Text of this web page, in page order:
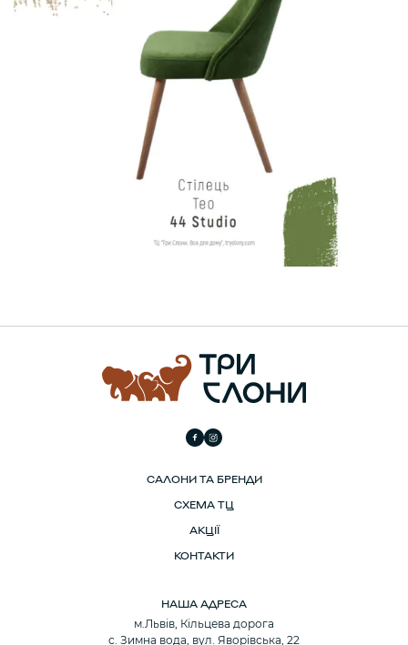
САЛОНИ ТА БРЕНДИ
СХЕМА ТЦ
АКЦІЇ
КОНТАКТИ
НАША АДРЕСА
м.Львів, Кільцева дорога
с. Зимна вода, вул. Яворівська, 22